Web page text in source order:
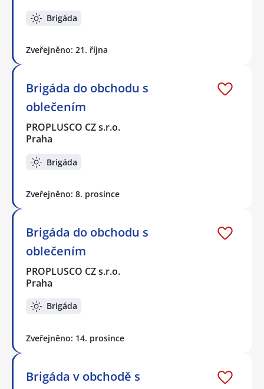
Brigáda
Zveřejněno: 21. října
Brigáda do obchodu s
oblečením
PROPLUSCO CZ s.r.o.
Praha
Brigáda
Zveřejněno: 8. prosince
Brigáda do obchodu s
oblečením
PROPLUSCO CZ s.r.o.
Praha
Brigáda
Zveřejněno: 14. prosince
Brigáda v obchodě s